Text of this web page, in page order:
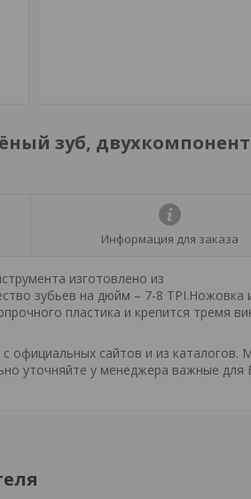
зуб,
Информация для заказа
изготовлено из
зубьев на дюйм – 7-8 TPI.Ножовка
пластика и крепится тремя
официальных сайтов и из каталогов.
уточняйте у менеджера важные для